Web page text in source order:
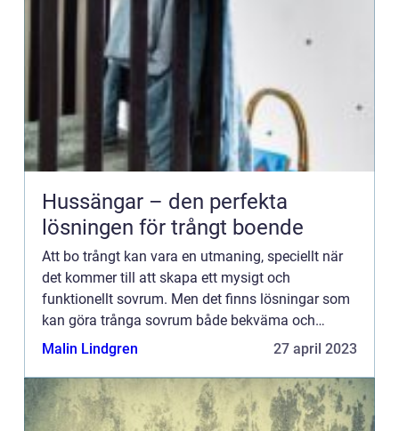
Hussängar – den perfekta
lösningen för trångt boende
Att bo trångt kan vara en utmaning, speciellt när
det kommer till att skapa ett mysigt och
funktionellt sovrum. Men det finns lösningar som
kan göra trånga sovrum både bekväma och
vackra. En av dessa lösning...
Malin Lindgren 27 april 2023